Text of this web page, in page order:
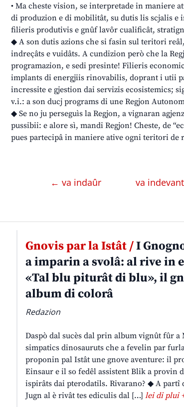
• Ma cheste vision, se interpretade in maniere
di produzion e di mobilitât, su dutis lis scjalis e
filieris produtivis e gnûf lavôr cualificât,
◆ A son dutis azions che si fasin sul teritori
indreçâts e vuidâts. A cundizion però che la
programazion, e sedi presinte! Filieris
implants di energjiis rinovabilis, doprant i utii
incressite e gjestion dai servizis ecosistemics;
v.i.: a son ducj programs di une Regjon
◆ Se no ju perseguìs la Regjon, a vignaran
pussibii: e alore sì, mandi Regjon! Cheste, de
pues partecipâ in maniere ative ogni teritori de
← va indaûr va
Gnovis par la Istât /I
a imparin a svolâ: al rive in
«Tal blu piturât di blu», il
album di colorâ
Redazion
Daspò dal sucès dal prin album vignût fûr a
simpatics dinosauruts che a fevelin par
proponin pal Istât une gnove aventure: il
Einsaur e il so fedêl assistent Blik a provin
ispirâts dai pterodatils. Rivarano? ◆ A partî
Jugn al è rivât tes ediculis dal […] lei di plui